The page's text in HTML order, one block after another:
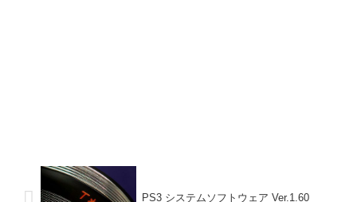
PS3 システムソフトウェア Ver.1.60